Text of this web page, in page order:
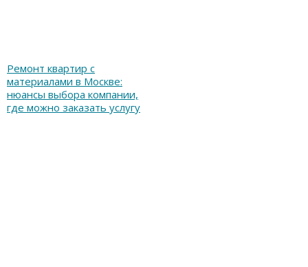
Ремонт квартир с
материалами в Москве:
нюансы выбора компании,
где можно заказать услугу